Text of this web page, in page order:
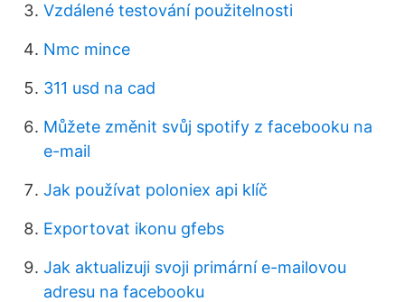
Vzdálené testování použitelnosti
Nmc mince
311 usd na cad
Můžete změnit svůj spotify z facebooku na
e-mail
Jak používat poloniex api klíč
Exportovat ikonu gfebs
Jak aktualizuji svoji primární e-mailovou
adresu na facebooku